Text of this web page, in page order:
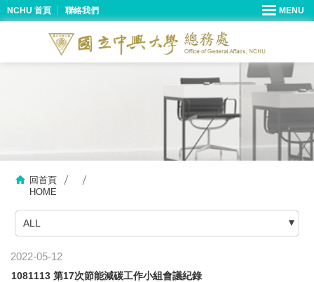
NCHU 首頁 聯絡我們
回首頁
HOME
ALL
2022-05-12
1081113 第17次節能減碳工作小組會議紀錄